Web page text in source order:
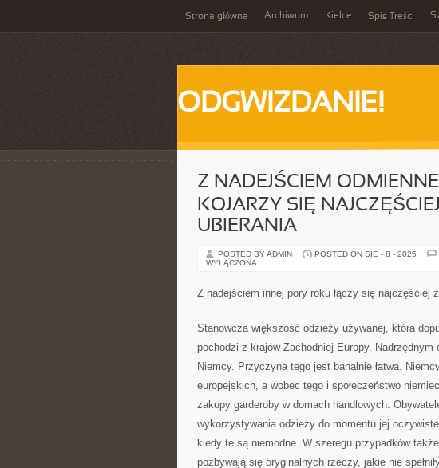
Strona główna Archiwum Kielce Spis Treści
ODGWIZDANIE!
Z NADEJŚCIEM
KOJARZY SIĘ
UBIERANIA
POSTED BY ADMIN POSTED ON SIE - 8 - 2025
WYŁĄCZONA
Z nadejściem innej pory roku łączy się najczęściej
Stanowcza większość odzieży używanej, która
pochodzi z krajów Zachodniej Europy.
Niemcy. Przyczyna tego jest banalnie łatwa.
europejskich, a wobec tego i społeczeństwo
zakupy garderoby w domach handlowych.
wykorzystywania odzieży do momentu jej
kiedy te są niemodne. W szeregu przypadków
pozbywają się oryginalnych rzeczy, jakie nie